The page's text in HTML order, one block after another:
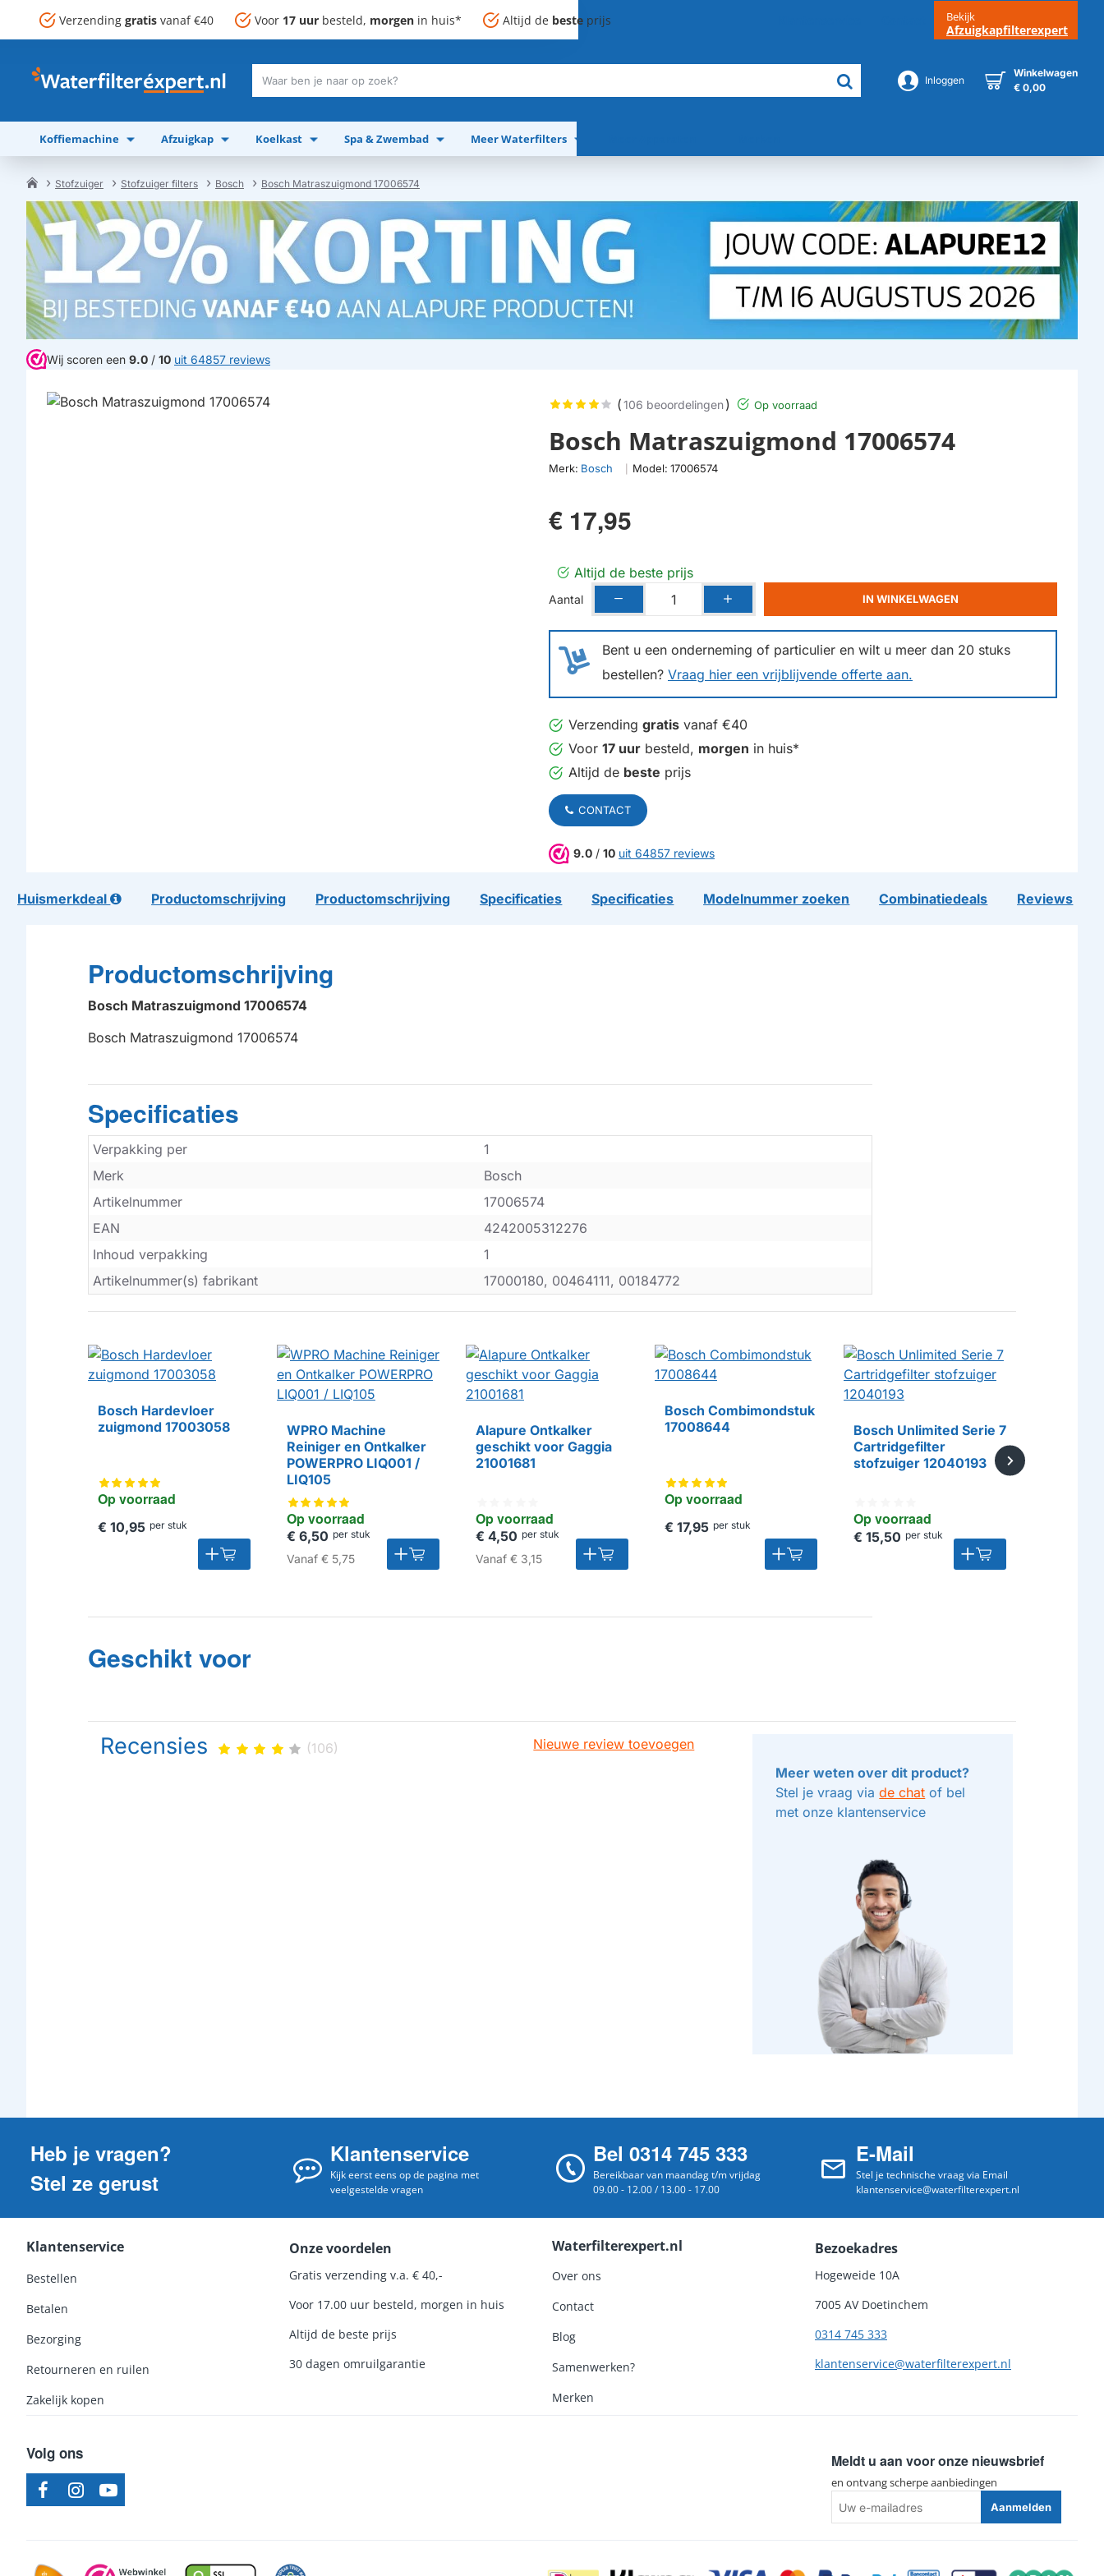
Verzending gratis vanaf €40 Voor 17 uur besteld, morgen in huis* Altijd de beste prijs Bekijk
Afzuigkapfilterexpert
Waar
je
naar
op
Inloggen
Winkelwagen
€ 0,00
Koffiemachine Afzuigkap Koelkast Spa & Zwembad Meer Waterfilters
Stofzuiger Stofzuiger filters Bosch Bosch Matraszuigmond 17006574
Wij scoren een 9.0 / 10 uit 64857 reviews
Bosch Matraszuigmond 17006574
Merk: Bosch Model: 17006574
(106 beoordelingen) Op voorraad
€ 17,95
Altijd de beste prijs
Bent u een onderneming of particulier en wilt u meer dan 20 stuks
bestellen? Vraag hier een vrijblijvende offerte aan.
Aantal IN WINKELWAGEN
Verzending gratis vanaf €40
Voor 17 uur besteld, morgen in huis*
Altijd de beste prijs
CONTACT
9.0 / 10 uit 64857 reviews
Huismerkdeal Productomschrijving Productomschrijving Specificaties Specificaties Modelnummer zoeken Combinatiedeals Reviews
Productomschrijving
Bosch Matraszuigmond 17006574
Bosch Matraszuigmond 17006574
Specificaties
Verpakking per
1
Merk
Bosch
Artikelnummer
17006574
EAN
4242005312276
Inhoud verpakking
1
Artikelnummer(s) fabrikant
17000180, 00464111, 00184772
Op voorraad
Bosch Hardevloer
zuigmond 17003058
€ 10,95 per stuk Op voorraad
WPRO Machine
Reiniger en Ontkalker
POWERPRO LIQ001 /
LIQ105
€ 6,50 per stuk
Vanaf€ 5,75
HUISMERK
Op voorraad
Alapure Ontkalker
geschikt voor Gaggia
21001681
€ 4,50 per stuk
Vanaf€ 3,15
Op voorraad
Bosch Combimondstuk
17008644
€ 17,95 per stuk Op voorraad
Bosch Unlimited Serie 7
Cartridgefilter
stofzuiger 12040193
€ 15,50 per stuk
Geschikt voor
Recensies (106)
Nieuwe review toevoegen
Meer weten over dit product?
Stel je vraag viade chat of bel
met onze klantenservice
Heb je vragen?
Stel ze gerust
Klantenservice
Kijk eerst eens op de pagina met
veelgestelde vragen
Bel 0314 745 333
Bereikbaar van maandag t/m vrijdag
09.00 - 12.00 / 13.00 - 17.00
E-Mail
Stel je technische vraag via Email
klantenservice@waterfilterexpert.nl
Klantenservice
Bestellen
Betalen
Bezorging
Retourneren en ruilen
Zakelijk kopen
Onze voordelen
Gratis verzending v.a. € 40,-
Voor 17.00 uur besteld, morgen in huis
Altijd de beste prijs
30 dagen omruilgarantie
Waterfilterexpert.nl
Over ons
Contact
Blog
Samenwerken?
Merken
Bezoekadres
Hogeweide 10A
7005 AV Doetinchem
0314 745 333
klantenservice@waterfilterexpert.nl
Volg ons Meldt u aan voor onze nieuwsbrief
en ontvang scherpe aanbiedingen
e-
Aanmelden